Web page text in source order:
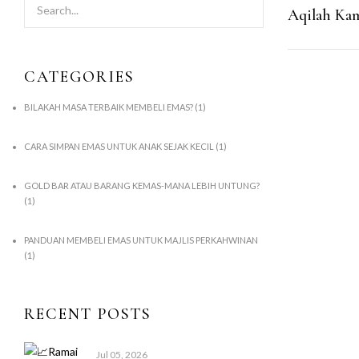
CATEGORIES
BILAKAH MASA TERBAIK MEMBELI EMAS? (1)
CARA SIMPAN EMAS UNTUK ANAK SEJAK KECIL (1)
GOLD BAR ATAU BARANG KEMAS-MANA LEBIH UNTUNG?
(1)
PANDUAN MEMBELI EMAS UNTUK MAJLIS PERKAHWINAN
(1)
RECENT POSTS
Jul 05, 2026
Aqilah